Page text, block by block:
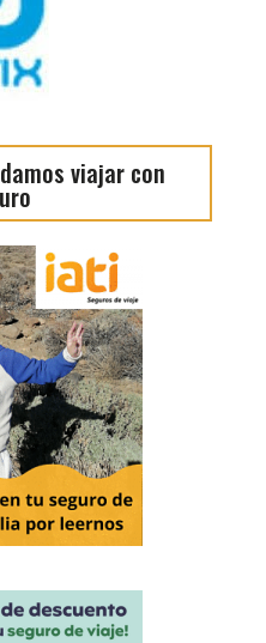
viajar con